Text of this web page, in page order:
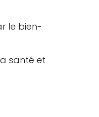
le bien-
santé et